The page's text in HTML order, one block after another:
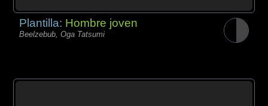
Plantilla: Hombre joven
Beelzebub, Oga Tatsumi